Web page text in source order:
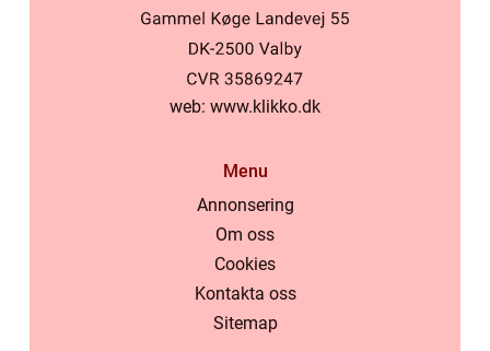
web: www.klikko.dk
Menu
Annonsering
Om oss
Cookies
Kontakta oss
Sitemap